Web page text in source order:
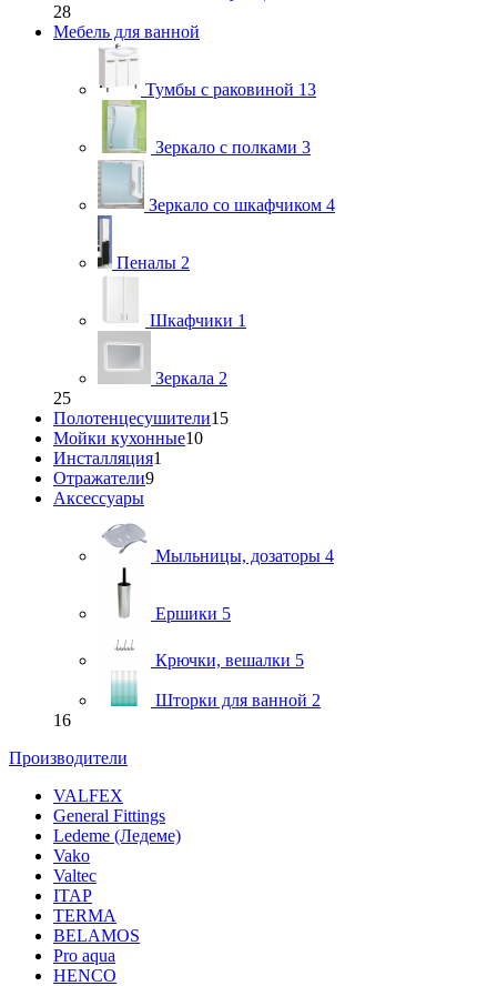
28
Мебель для ванной
Тумбы с раковиной 13
Зеркало с полками 3
Зеркало со шкафчиком 4
Пеналы 2
Шкафчики 1
Зеркала 2
25
Полотенцесушители15
Мойки кухонные10
Инсталляция1
Отражатели9
Аксессуары
Мыльницы, дозаторы 4
Ершики 5
Крючки, вешалки 5
Шторки для ванной 2
16
Производители
VALFEX
General Fittings
Ledeme (Ледеме)
Vako
Valtec
ITAP
TERMA
BELAMOS
Pro aqua
HENCO